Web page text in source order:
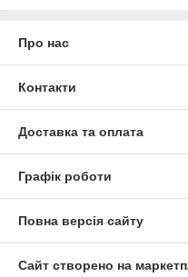
Про нас
Контакти
Доставка та оплата
Графік роботи
Повна версія сайту
Сайт створено на